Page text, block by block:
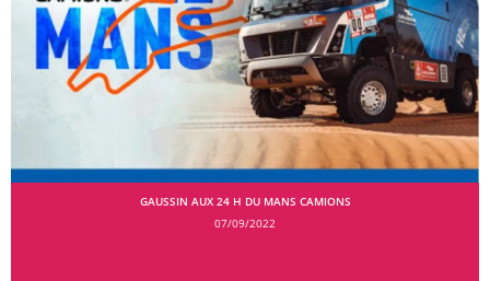
GAUSSIN AUX 24 H DU MANS CAMIONS
07/09/2022